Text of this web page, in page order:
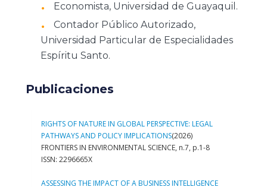
Economista, Universidad de Guayaquil.
Contador Público Autorizado,
Universidad Particular de Especialidades
Espíritu Santo.
Publicaciones